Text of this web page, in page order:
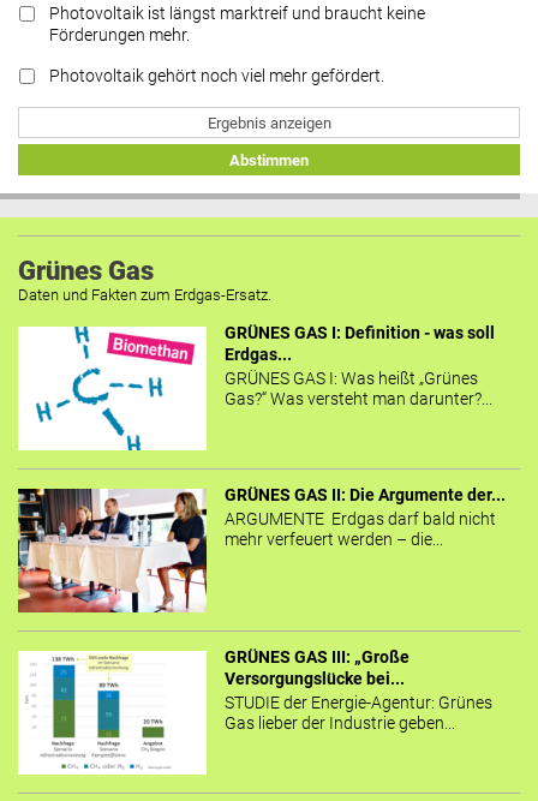
Photovoltaik ist längst marktreif und braucht keine
Förderungen mehr.
Photovoltaik gehört noch viel mehr gefördert.
Ergebnis anzeigen
Abstimmen
Grünes Gas
Daten und Fakten zum Erdgas-Ersatz.
GRÜNES GAS I: Definition - was soll
Erdgas...
GRÜNES GAS I: Was heißt „Grünes
Gas?“ Was versteht man darunter?...
GRÜNES GAS II: Die Argumente der...
ARGUMENTE Erdgas darf bald nicht
mehr verfeuert werden – die...
GRÜNES GAS III: „Große
Versorgungslücke bei...
STUDIE der Energie-Agentur: Grünes
Gas lieber der Industrie geben...